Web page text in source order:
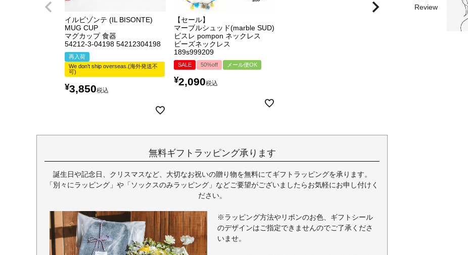
イルビゾンテ (IL BISONTE)
MUG CUP
マグカップ 食器
54212-3-04198 54212304198
再入荷
We don’t ship overseas.(海外発送不
可)
¥3,850税込
【セール】
マーブルシュッド(marble SUD)
ビスレ pompon ネックレス
ビーズネックレス
189s999209
SALE 50%off メール便OK
¥2,090税込
無料ギフトラッピング承ります
誕生日や記念日、クリスマスなど、大切なお祝いの贈り物を無料にてギフトラッピングを承ります。
「別々にラッピング」や「ソックスのみラッピング」などご要望がございましたらお気軽にお申し付けく
ださい。
※ラッピング方法やリボンのお色、ギフトシール
のデザインはご指定できませんのでご了承くださ
いませ。
Review